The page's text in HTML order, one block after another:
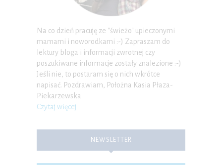
Na co dzień pracuję ze "świeżo" upieczonymi
mamami i noworodkami :-) Zapraszam do
lektury bloga i informacji zwrotnej czy
poszukiwane informacje zostały znalezione :-)
Jeśli nie, to postaram się o nich wkrótce
napisać. Pozdrawiam, Położna Kasia Płaza-
Piekarzewska
Czytaj więcej
NEWSLETTER